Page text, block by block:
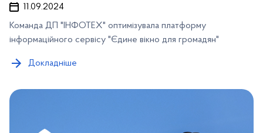
11.09.2024
Команда ДП "ІНФОТЕХ" оптимізувала платформу
інформаційного сервісу "Єдине вікно для громадян"
Докладніше